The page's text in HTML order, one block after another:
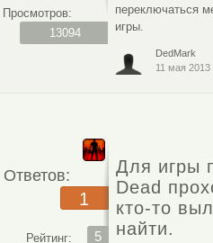
Просмотров:
13094
переключаться
игры.
DedMark
11 мая 2013
Ответов:
1
Рейтинг: 5
Для игры
Dead
кто-то
найти.